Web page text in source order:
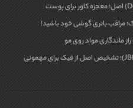
ماندگاری مواد روی مو